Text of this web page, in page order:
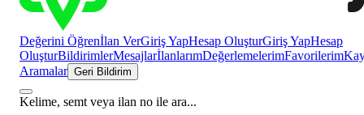
Değerini Öğrenİlan VerGiriş YapHesap OluşturGiriş YapHesap
OluşturBildirimlerMesajlarİlanlarımDeğerlemelerimFavorilerim
Aramalar Geri Bildirim
Kelime, semt veya ilan no ile ara...